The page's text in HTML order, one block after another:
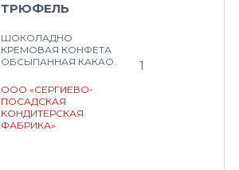
ТРЮФЕЛЬ
ШОКОЛАДНО
КРЕМОВАЯ КОНФЕТА
ОБСЫПАННАЯ КАКАО.
ООО «СЕРГИЕВО-
ПОСАДСКАЯ
КОНДИТЕРСКАЯ
ФАБРИКА»
1